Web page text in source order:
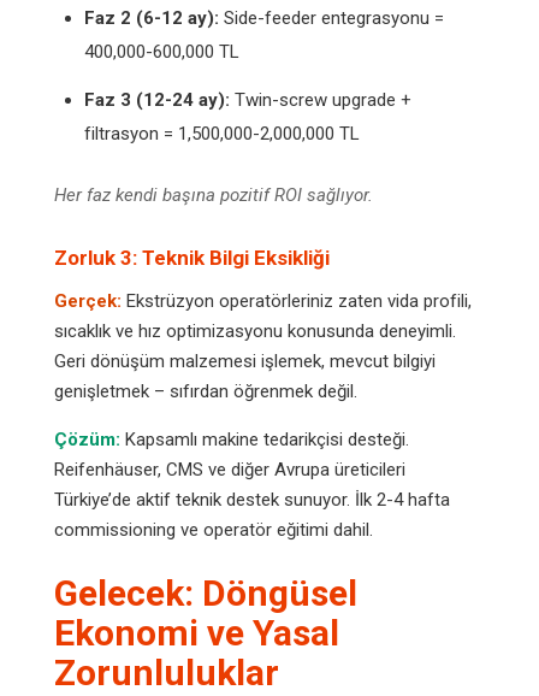
Faz 2 (6-12 ay): Side-feeder entegrasyonu =
400,000-600,000 TL
Faz 3 (12-24 ay): Twin-screw upgrade +
filtrasyon = 1,500,000-2,000,000 TL
Her faz kendi başına pozitif ROI sağlıyor.
Zorluk 3: Teknik Bilgi Eksikliği
Gerçek: Ekstrüzyon operatörleriniz zaten vida profili,
sıcaklık ve hız optimizasyonu konusunda deneyimli.
Geri dönüşüm malzemesi işlemek, mevcut bilgiyi
genişletmek – sıfırdan öğrenmek değil.
Çözüm: Kapsamlı makine tedarikçisi desteği.
Reifenhäuser, CMS ve diğer Avrupa üreticileri
Türkiye’de aktif teknik destek sunuyor. İlk 2-4 hafta
commissioning ve operatör eğitimi dahil.
Gelecek: Döngüsel
Ekonomi ve Yasal
Zorunluluklar